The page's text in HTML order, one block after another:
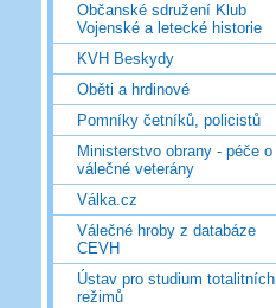
Občanské sdružení Klub
Vojenské a letecké historie
KVH Beskydy
Oběti a hrdinové
Pomníky četníků, policistů
Ministerstvo obrany - péče o
válečné veterány
Válka.cz
Válečné hroby z databáze
CEVH
Ústav pro studium totalitních
režimů